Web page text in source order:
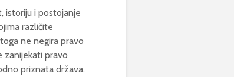
istoriju i postojanje
različite
ne negira pravo
zanijekati pravo
priznata država.